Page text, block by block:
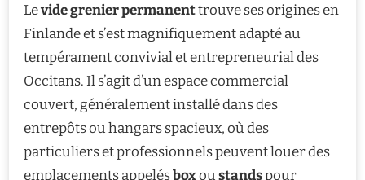
Levide grenier permanenttrouve ses origines en
Finlande et s’est magnifiquement adapté au
tempérament convivial et entrepreneurial des
Occitans. Il s’agit d’un espace commercial
couvert, généralement installé dans des
entrepôts ou hangars spacieux, où des
particuliers et professionnels peuvent louer des
emplacements appelésboxoustandspour